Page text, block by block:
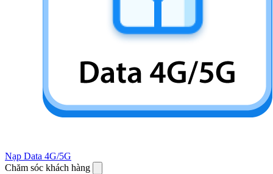
Nạp Data 4G/5G
Chăm sóc khách hàng